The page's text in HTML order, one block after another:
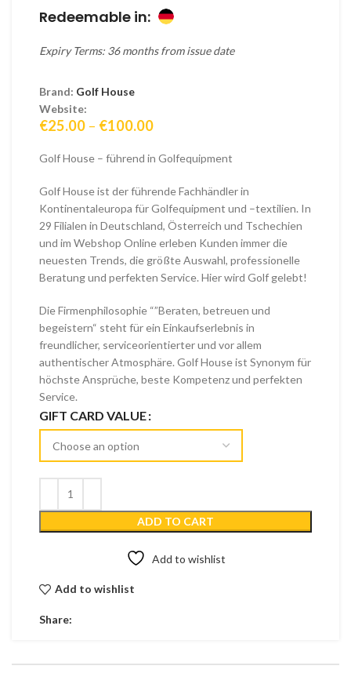
Redeemable in:
Expiry Terms: 36 months from issue date
Brand: Golf House
Website:
€25.00 – €100.00Price
€25.00
€100.00
Golf House – führend in Golfequipment
Golf House ist der führende Fachhändler in
Kontinentaleuropa für Golfequipment und –textilien. In
29 Filialen in Deutschland, Österreich und Tschechien
und im Webshop Online erleben Kunden immer die
neuesten Trends, die größte Auswahl, professionelle
Beratung und perfekten Service. Hier wird Golf gelebt!
Die Firmenphilosophie “”Beraten, betreuen und
begeistern“ steht für ein Einkaufserlebnis in
freundlicher, serviceorientierter und vor allem
authentischer Atmosphäre. Golf House ist Synonym für
höchste Ansprüche, beste Kompetenz und perfekten
Service.
GIFT CARD VALUE
ADD TO CART
Add to wishlist
Add to wishlist
Share: